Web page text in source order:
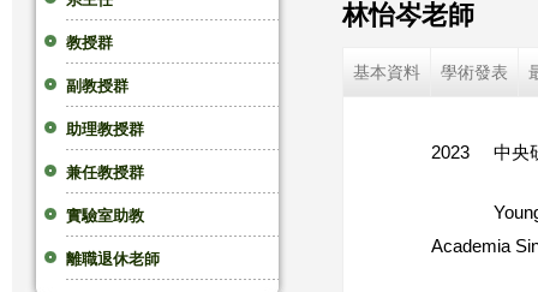
教授群
副教授群
助理教授群
兼任教授群
實驗室助教
離職退休老師
林怡岑老師
基本資料 學術發表
2023 中央
Young
Academia